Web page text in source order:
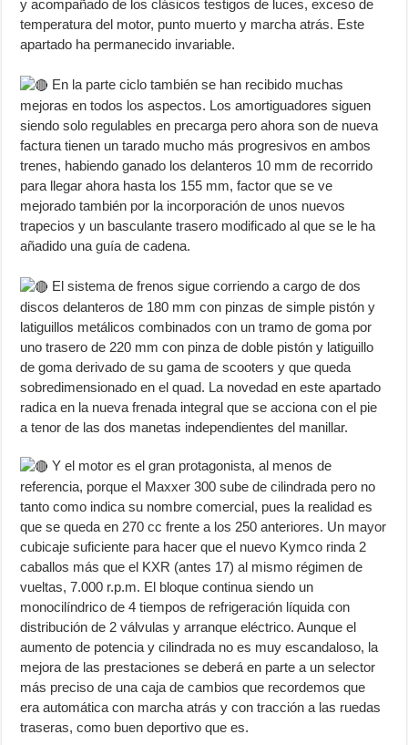
y acompañado de los clásicos testigos de luces, exceso de
temperatura del motor, punto muerto y marcha atrás. Este
apartado ha permanecido invariable.
En la parte ciclo también se han recibido muchas
mejoras en todos los aspectos. Los amortiguadores siguen
siendo solo regulables en precarga pero ahora son de nueva
factura tienen un tarado mucho más progresivos en ambos
trenes, habiendo ganado los delanteros 10 mm de recorrido
para llegar ahora hasta los 155 mm, factor que se ve
mejorado también por la incorporación de unos nuevos
trapecios y un basculante trasero modificado al que se le ha
añadido una guía de cadena.
El sistema de frenos sigue corriendo a cargo de dos
discos delanteros de 180 mm con pinzas de simple pistón y
latiguillos metálicos combinados con un tramo de goma por
uno trasero de 220 mm con pinza de doble pistón y latiguillo
de goma derivado de su gama de scooters y que queda
sobredimensionado en el quad. La novedad en este apartado
radica en la nueva frenada integral que se acciona con el pie
a tenor de las dos manetas independientes del manillar.
Y el motor es el gran protagonista, al menos de
referencia, porque el Maxxer 300 sube de cilindrada pero no
tanto como indica su nombre comercial, pues la realidad es
que se queda en 270 cc frente a los 250 anteriores. Un mayor
cubicaje suficiente para hacer que el nuevo Kymco rinda 2
caballos más que el KXR (antes 17) al mismo régimen de
vueltas, 7.000 r.p.m. El bloque continua siendo un
monocilíndrico de 4 tiempos de refrigeración líquida con
distribución de 2 válvulas y arranque eléctrico. Aunque el
aumento de potencia y cilindrada no es muy escandaloso, la
mejora de las prestaciones se deberá en parte a un selector
más preciso de una caja de cambios que recordemos que
era automática con marcha atrás y con tracción a las ruedas
traseras, como buen deportivo que es.